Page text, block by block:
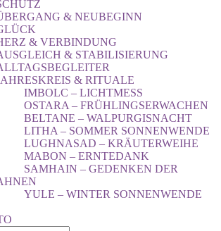
& NEUBEGINN
& VERBINDUNG
& STABILISIERUNG
& RITUALE
IMBOLC – LICHTMESS
OSTARA – FRÜHLINGSERWACHEN
BELTANE – WALPURGISNACHT
LITHA – SOMMER SONNENWENDE
LUGHNASAD – KRÄUTERWEIHE
MABON – ERNTEDANK
SAMHAIN – GEDENKEN DER
YULE – WINTER SONNENWENDE